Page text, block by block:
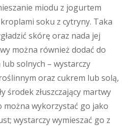
miodu z jogurtem
soku z cytryny. Taka
skórę oraz nada jej
można również dodać do
solnych – wystarczy
oraz cukrem lub solą,
środek złuszczający martwy
można wykorzystać go jako
wystarczy wymieszać go z